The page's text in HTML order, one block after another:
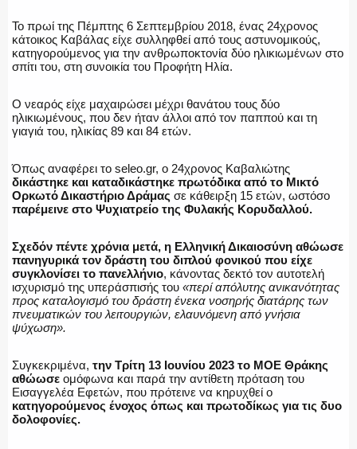
ΠΥΡΟΣΒΕΣΤΙΚΗ
ΛΙΜΕΝΙΚΟ
ΕΝΟΠΛΕΣ ΔΥΝΑΜΕΙΣ
ΕΚΑΒ
ΑΣΤΥΝΟΜΙΚΟ ΡΕΠΟΡΤΑΖ
Το πρωί της Πέμπτης 6 Σεπτεμβρίου 2018, ένας 24χρονος
κάτοικος Καβάλας είχε συλληφθεί από τους αστυνομικούς,
κατηγορούμενος για την ανθρωποκτονία δύο ηλικιωμένων στο
σπίτι του, στη συνοικία του Προφήτη Ηλία.
Ο νεαρός είχε μαχαιρώσει μέχρι θανάτου τους δύο
ηλικιωμένους, που δεν ήταν άλλοι από τον παππού και τη
γιαγιά του, ηλικίας 89 και 84 ετών.
Όπως αναφέρει το seleo.gr, ο 24χρονος Καβαλιώτης
δικάστηκε και καταδικάστηκε πρωτόδικα από το Μικτό
Ορκωτό Δικαστήριο Δράμας σε κάθειρξη 15 ετών, ωστόσο
παρέμεινε στο Ψυχιατρείο της Φυλακής Κορυδαλλού.
Σχεδόν πέντε χρόνια μετά, η Ελληνική Δικαιοσύνη αθώωσε
πανηγυρικά τον δράστη του διπλού φονικού που είχε
συγκλονίσει το πανελλήνιο, κάνοντας δεκτό τον αυτοτελή
ισχυρισμό της υπεράσπισής του «περί απόλυτης ανικανότητας
προς καταλογισμό του δράστη ένεκα νοσηρής διατάρης των
πνευματικών του λειτουργιών, ελαυνόμενη από γνήσια
ψύχωση».
Συγκεκριμένα, την Τρίτη 13 Ιουνίου 2023 το ΜΟΕ Θράκης
αθώωσε ομόφωνα και παρά την αντίθετη πρόταση του
Εισαγγελέα Εφετών, που πρότεινε να κηρυχθεί ο
κατηγορούμενος ένοχος όπως και πρωτοδίκως για τις δυο
δολοφονίες.